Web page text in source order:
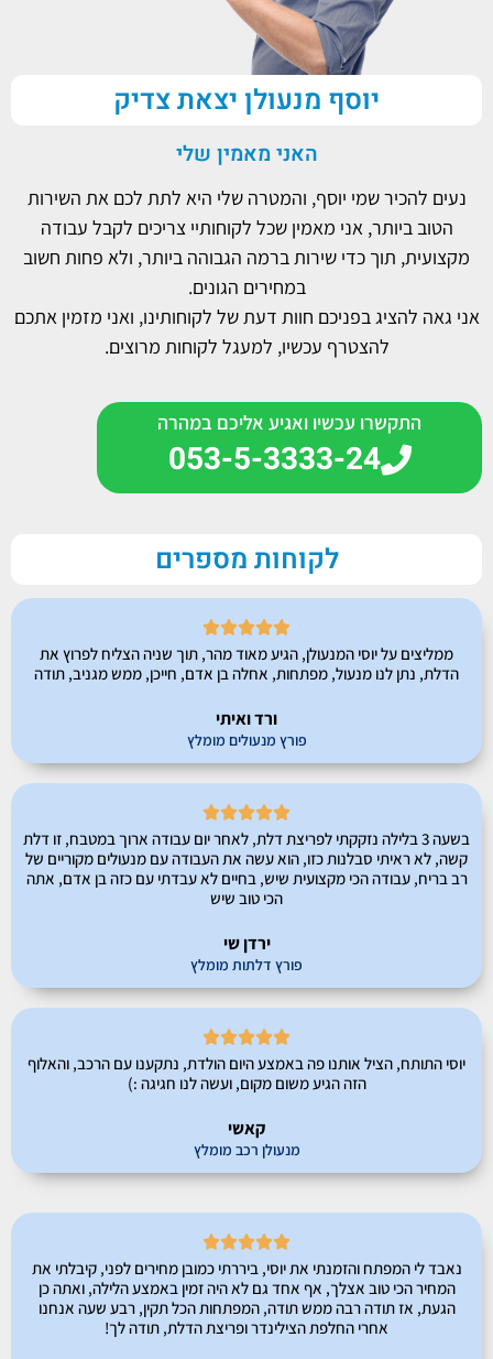
יוסף מנעולן יצאת צדיק
האני מאמין שלי
נעים להכיר שמי יוסף, והמטרה שלי היא לתת לכם את השירות
הטוב ביותר, אני מאמין שכל לקוחותיי צריכים לקבל עבודה
מקצועית, תוך כדי שירות ברמה הגבוהה ביותר, ולא פחות חשוב
במחירים הגונים.
אני גאה להציג בפניכם חוות דעת של לקוחותינו, ואני מזמין אתכם
להצטרף עכשיו, למעגל לקוחות מרוצים.
התקשרו עכשיו ואגיע אליכם במהרה
053-5-3333-24
לקוחות מספרים





ממליצים על יוסי המנעולן, הגיע מאוד מהר, תוך שניה הצליח לפרוץ את
הדלת, נתן לנו מנעול, מפתחות, אחלה בן אדם, חייכן, ממש מגניב, תודה
ורד ואיתי
פורץ מנעולים מומלץ





בשעה 3 בלילה נזקקתי לפריצת דלת, לאחר יום עבודה ארוך במטבח, זו דלת
קשה, לא ראיתי סבלנות כזו, הוא עשה את העבודה עם מנעולים מקוריים של
רב בריח, עבודה הכי מקצועית שיש, בחיים לא עבדתי עם כזה בן אדם, אתה
הכי טוב שיש
ירדן שי
פורץ דלתות מומלץ





יוסי התותח, הציל אותנו פה באמצע היום הולדת, נתקענו עם הרכב, והאלוף
הזה הגיע משום מקום, ועשה לנו חגיגה :)
קאשי
מנעולן רכב מומלץ





נאבד לי המפתח והזמנתי את יוסי, ביררתי כמובן מחירים לפני, קיבלתי את
המחיר הכי טוב אצלך, אף אחד גם לא היה זמין באמצע הלילה, ואתה כן
הגעת, אז תודה רבה ממש תודה, המפתחות הכל תקין, רבע שעה אנחנו
אחרי החלפת הצילינדר ופריצת הדלת, תודה לך!